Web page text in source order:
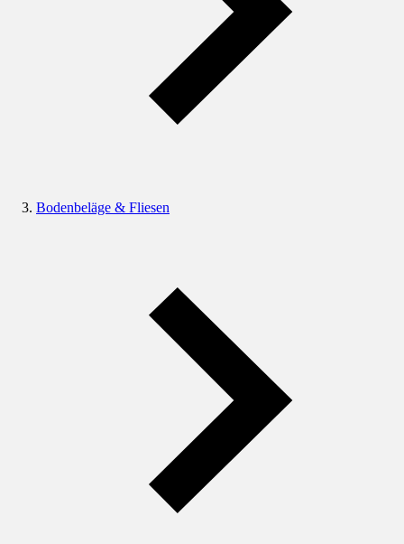
Bodenbeläge & Fliesen